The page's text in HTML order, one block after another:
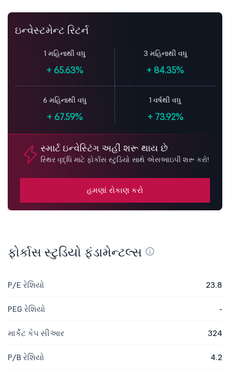
ઇન્વેસ્ટમેન્ટ રિટર્ન
1 મહિનાથી વધુ
+ 65.63%
3 મહિનાથી વધુ
+ 84.35%
6 મહિનાથી વધુ
+ 67.59%
1 વર્ષથી વધુ
+73.92%
સ્માર્ટ ઇન્વેસ્ટિંગ અહીં શરૂ થાય છે
સ્થિર વૃદ્ધિ માટે ફોર્કાસ સ્ટુડિયો સાથે એસઆઇપી શરૂ કરો!
હમણાં રોકાણ કરો
ફોર્કાસ સ્ટુડિયો ફંડામેન્ટલ્સ
P/E રેશિયો 23.8
PEG રેશિયો -
માર્કેટ કેપ સીઆર 324
P/B રેશિયો 4.2